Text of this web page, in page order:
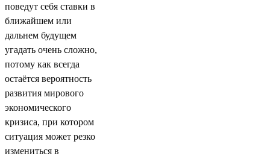
поведут себя ставки в
ближайшем или
дальнем будущем
угадать очень сложно,
потому как всегда
остаётся вероятность
развития мирового
экономического
кризиса, при котором
ситуация может резко
измениться в